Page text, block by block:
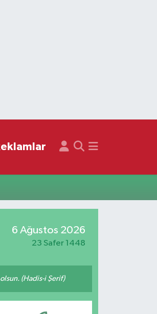
6 Ağustos 2026
23 Safer 1448
(Hadis-i Şerif)